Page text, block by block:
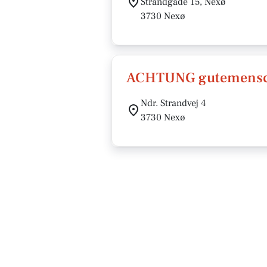
3730 Nexø
ACHTUNG
Ndr. Strandvej 4
3730 Nexø